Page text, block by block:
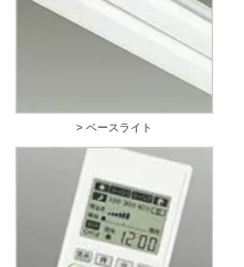
> ベースライト